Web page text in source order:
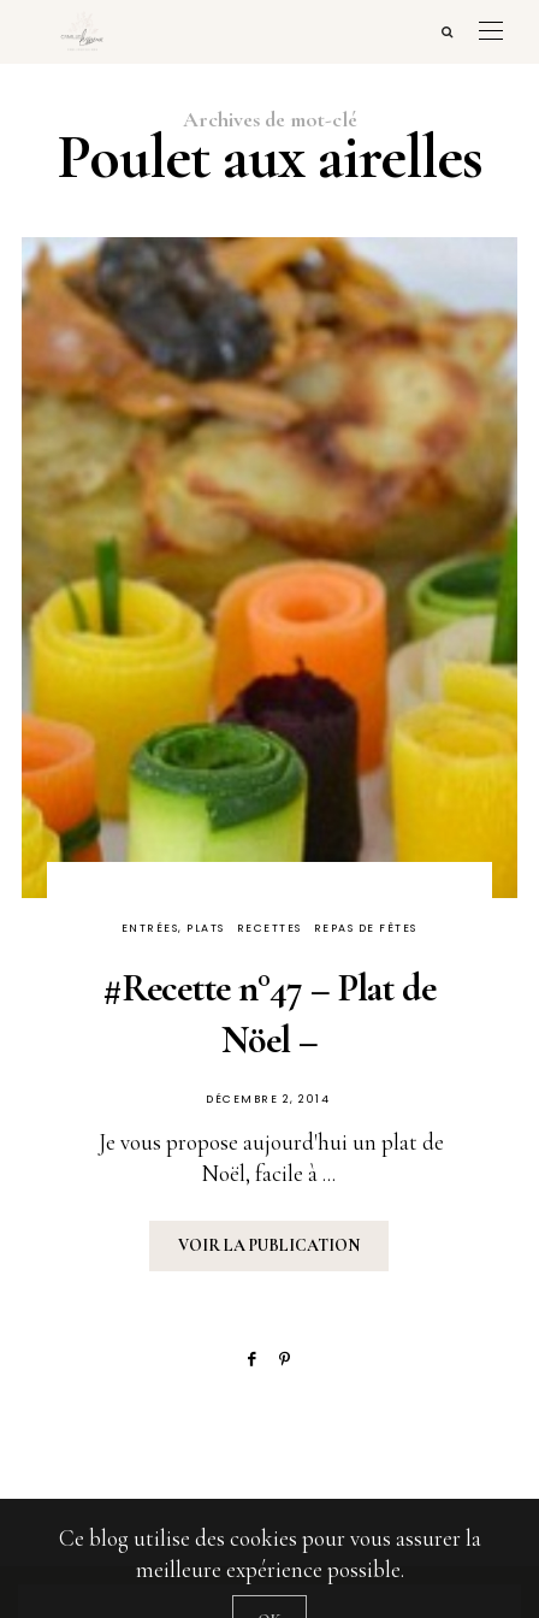
Archives de mot-clé
Poulet aux airelles
ENTRÉES, PLATS RECETTES REPAS DE FÊTES
#Recette n°47 – Plat de
Nöel –
PUBLIÉ
DÉCEMBRE 2, 2014
Je vous propose aujourd'hui un plat de
Noël, facile à ...
VOIR LA PUBLICATION
Ce blog utilise des cookies pour vous assurer la
meilleure expérience possible.